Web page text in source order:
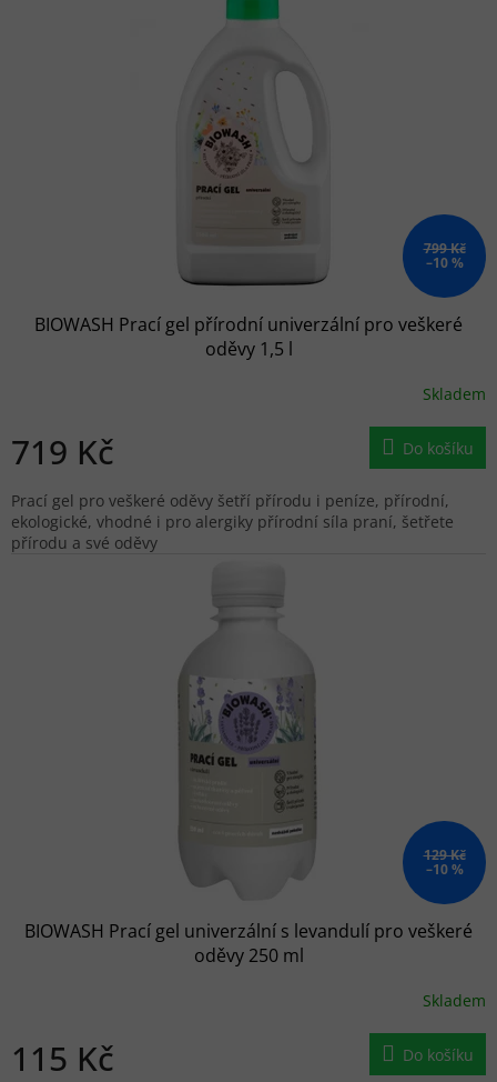
799 Kč
–10 %
BIOWASH Prací gel přírodní univerzální pro veškeré
oděvy 1,5 l
Skladem
719 Kč Do košíku
Prací gel pro veškeré oděvy šetří přírodu i peníze, přírodní,
ekologické, vhodné i pro alergiky přírodní síla praní, šetřete
přírodu a své oděvy
129 Kč
–10 %
BIOWASH Prací gel univerzální s levandulí pro veškeré
oděvy 250 ml
Skladem
115 Kč Do košíku